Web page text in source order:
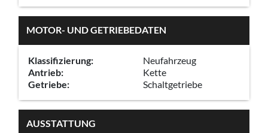
MOTOR- UND GETRIEBEDATEN
Klassifizierung:
Neufahrzeug
Antrieb:
Kette
Getriebe:
Schaltgetriebe
AUSSTATTUNG